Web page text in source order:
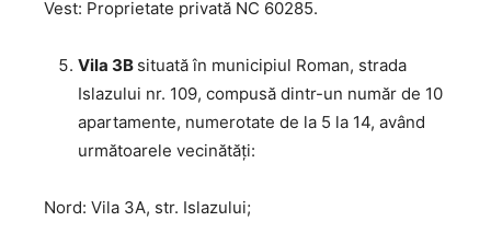
Vest: Proprietate privată NC 60285.
Vila 3B situată în municipiul Roman, strada
Islazului nr. 109, compusă dintr-un număr de 10
apartamente, numerotate de la 5 la 14, având
următoarele vecinătăți:
Nord: Vila 3A, str. Islazului;